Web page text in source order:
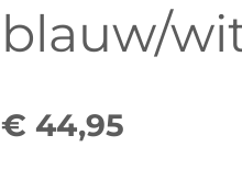
blauw/
€ 44,95